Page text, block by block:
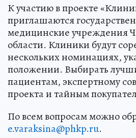
К участию в проекте
приглашаются
медицинские учреждения
области. Клиники будут
нескольких номинациях,
положении. Выбирать
пациентам, экспертному
проекта и тайным
По всем вопросам можно
e.varaksina@phkp.ru.